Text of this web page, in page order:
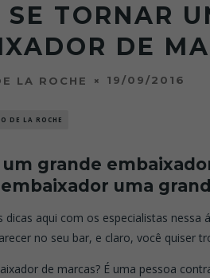
SE TORNAR
DE
LA ROCHE 19/09/2016
DE LA ROCHE
um grande
uma
dicas aqui com os especialistas nessa
no seu bar, e claro, você quiser
de marcas? É uma pessoa